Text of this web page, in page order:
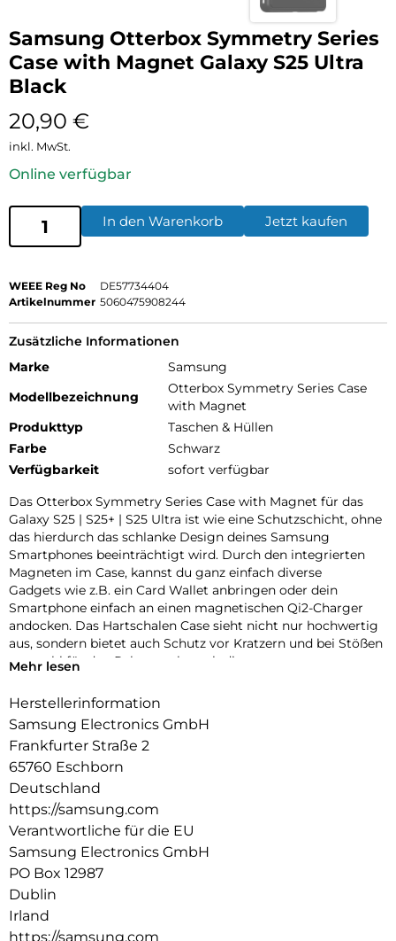
Samsung Otterbox Symmetry Series
Case with Magnet Galaxy S25 Ultra
Black
20,90 €
inkl. MwSt.
Online verfügbar
In den Warenkorb Jetzt kaufen
WEEE Reg No
DE57734404
Artikelnummer 5060475908244
Zusätzliche Informationen
Marke
Samsung
Modellbezeichnung
Otterbox Symmetry Series Case
with Magnet
Produkttyp
Taschen & Hüllen
Farbe
Schwarz
Verfügbarkeit
sofort verfügbar
Das Otterbox Symmetry Series Case with Magnet für das
Galaxy S25 | S25+ | S25 Ultra ist wie eine Schutzschicht, ohne
das hierdurch das schlanke Design deines Samsung
Smartphones beeinträchtigt wird. Durch den integrierten
Magneten im Case, kannst du ganz einfach diverse
Gadgets wie z.B. ein Card Wallet anbringen oder dein
Smartphone einfach an einen magnetischen Qi2-Charger
andocken. Das Hartschalen Case sieht nicht nur hochwertig
aus, sondern bietet auch Schutz vor Kratzern und bei Stößen
– sowohl für den Rahmen als auch die
Mehr lesen
Herstellerinformation
Samsung Electronics GmbH
Frankfurter Straße 2
65760 Eschborn
Deutschland
https://samsung.com
Verantwortliche für die EU
Samsung Electronics GmbH
PO Box 12987
Dublin
Irland
https://samsung.com